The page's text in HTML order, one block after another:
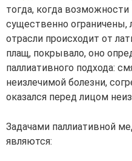
тогда, когда возможности
существенно ограничены,
отрасли происходит от
плащ, покрывало, оно
паллиативного подхода:
неизлечимой болезни,
оказался перед лицом
Задачами паллиативной
являются: